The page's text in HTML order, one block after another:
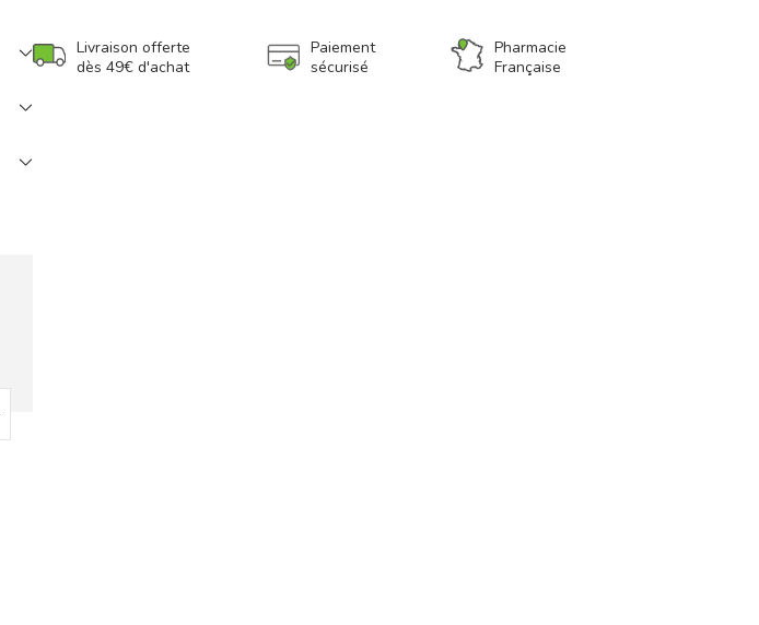
Livraison offerte
dès 49€ d'achat
Paiement
sécurisé
Pharmacie
Française